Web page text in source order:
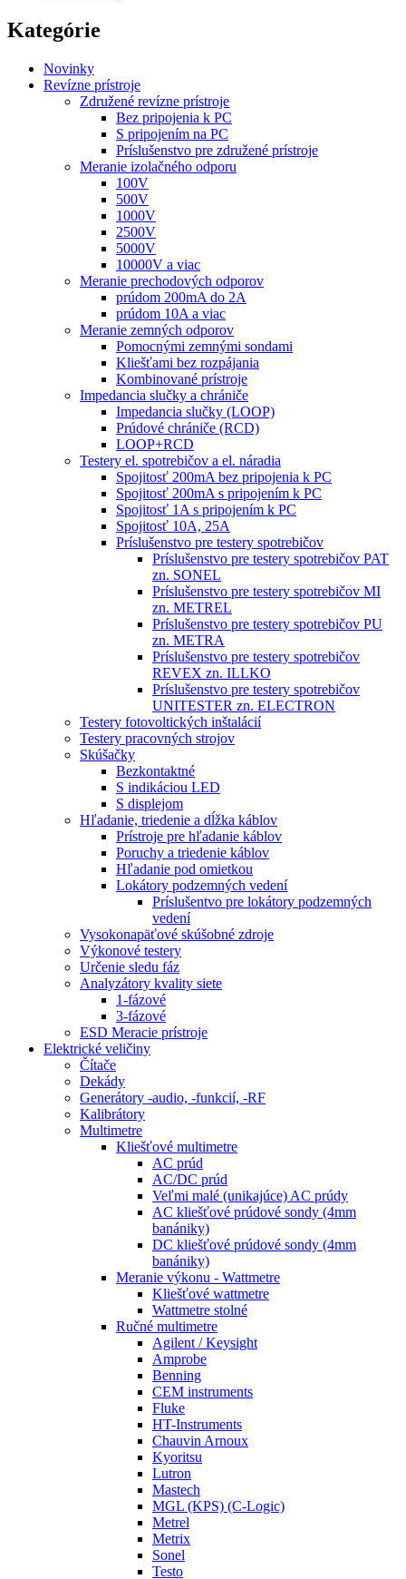
Kategórie
Novinky
Revízne prístroje
Združené revízne prístroje
Bez pripojenia k PC
S pripojením na PC
Príslušenstvo pre združené prístroje
Meranie izolačného odporu
100V
500V
1000V
2500V
5000V
10000V a viac
Meranie prechodových odporov
prúdom 200mA do 2A
prúdom 10A a viac
Meranie zemných odporov
Pomocnými zemnými sondami
Kliešťami bez rozpájania
Kombinované prístroje
Impedancia slučky a chrániče
Impedancia slučky (LOOP)
Prúdové chrániče (RCD)
LOOP+RCD
Testery el. spotrebičov a el. náradia
Spojitosť 200mA bez pripojenia k PC
Spojitosť 200mA s pripojením k PC
Spojitosť 1A s pripojením k PC
Spojitosť 10A, 25A
Príslušenstvo pre testery spotrebičov
Príslušenstvo pre testery spotrebičov PAT
zn. SONEL
Príslušenstvo pre testery spotrebičov MI
zn. METREL
Príslušenstvo pre testery spotrebičov PU
zn. METRA
Príslušenstvo pre testery spotrebičov
REVEX zn. ILLKO
Príslušenstvo pre testery spotrebičov
UNITESTER zn. ELECTRON
Testery fotovoltických inštalácií
Testery pracovných strojov
Skúšačky
Bezkontaktné
S indikáciou LED
S displejom
Hľadanie, triedenie a dĺžka káblov
Prístroje pre hľadanie káblov
Poruchy a triedenie káblov
Hľadanie pod omietkou
Lokátory podzemných vedení
Príslušentvo pre lokátory podzemných
vedení
Vysokonapäťové skúšobné zdroje
Výkonové testery
Určenie sledu fáz
Analyzátory kvality siete
1-fázové
3-fázové
ESD Meracie prístroje
Elektrické veličiny
Čítače
Dekády
Generátory -audio, -funkcií, -RF
Kalibrátory
Multimetre
Kliešťové multimetre
AC prúd
AC/DC prúd
Veľmi malé (unikajúce) AC prúdy
AC kliešťové prúdové sondy (4mm
banániky)
DC kliešťové prúdové sondy (4mm
banániky)
Meranie výkonu - Wattmetre
Kliešťové wattmetre
Wattmetre stolné
Ručné multimetre
Agilent / Keysight
Amprobe
Benning
CEM instruments
Fluke
HT-Instruments
Chauvin Arnoux
Kyoritsu
Lutron
Mastech
MGL (KPS) (C-Logic)
Metrel
Metrix
Sonel
Testo